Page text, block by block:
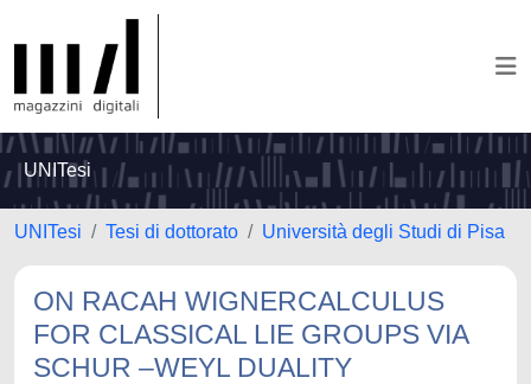
UNITesi
UNITesi Tesi di dottorato Università degli Studi di Pisa
ON RACAH WIGNERCALCULUS
FOR CLASSICAL LIE GROUPS VIA
SCHUR –WEYL DUALITY